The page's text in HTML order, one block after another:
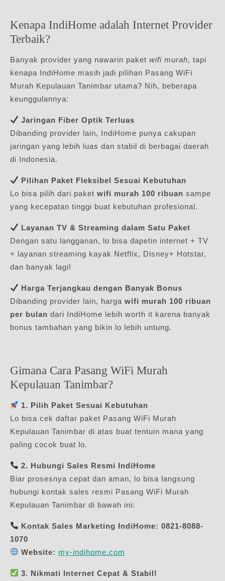
Kenapa IndiHome adalah Internet Provider
Terbaik?
Banyak provider yang nawarin paket wifi murah, tapi
kenapa IndiHome masih jadi pilihan Pasang WiFi
Murah Kepulauan Tanimbar utama? Nih, beberapa
keunggulannya:
Jaringan Fiber Optik Terluas
Dibanding provider lain, IndiHome punya cakupan
jaringan yang lebih luas dan stabil di berbagai daerah
di Indonesia.
Pilihan Paket Fleksibel Sesuai Kebutuhan
Lo bisa pilih dari paket wifi murah 100 ribuan sampe
yang kecepatan tinggi buat kebutuhan profesional.
Layanan TV & Streaming dalam Satu Paket
Dengan satu langganan, lo bisa dapetin internet + TV
+ layanan streaming kayak Netflix, Disney+ Hotstar,
dan banyak lagi!
Harga Terjangkau dengan Banyak Bonus
Dibanding provider lain, harga wifi murah 100 ribuan
per bulan dari IndiHome lebih worth it karena banyak
bonus tambahan yang bikin lo lebih untung.
Gimana Cara Pasang WiFi Murah
Kepulauan Tanimbar?
1. Pilih Paket Sesuai Kebutuhan
Lo bisa cek daftar paket Pasang WiFi Murah
Kepulauan Tanimbar di atas buat tentuin mana yang
paling cocok buat lo.
2. Hubungi Sales Resmi IndiHome
Biar prosesnya cepat dan aman, lo bisa langsung
hubungi kontak sales resmi Pasang WiFi Murah
Kepulauan Tanimbar di bawah ini:
Kontak Sales Marketing IndiHome: 0821-8088-
1070
Website: my-indihome.com
3. Nikmati Internet Cepat & Stabil!